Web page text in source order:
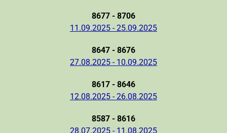
8677 - 8706
11.09.2025 - 25.09.2025
8647 - 8676
27.08.2025 - 10.09.2025
8617 - 8646
12.08.2025 - 26.08.2025
8587 - 8616
28.07.2025 - 11.08.2025